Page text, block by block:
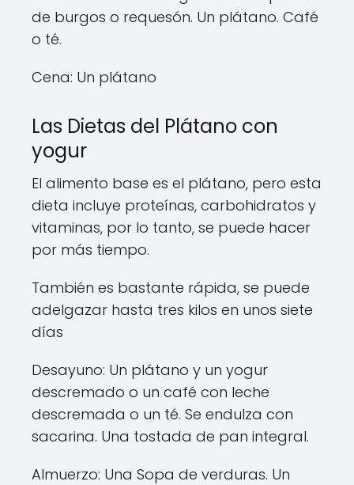
de burgos o requesón. Un plátano. Café
o té.
Cena: Un plátano
Las Dietas del Plátano con
yogur
El alimento base es el plátano, pero esta
dieta incluye proteínas, carbohidratos y
vitaminas, por lo tanto, se puede hacer
por más tiempo.
También es bastante rápida, se puede
adelgazar hasta tres kilos en unos siete
días
Desayuno: Un plátano y un yogur
descremado o un café con leche
descremada o un té. Se endulza con
sacarina. Una tostada de pan integral.
Almuerzo: Una Sopa de verduras. Un